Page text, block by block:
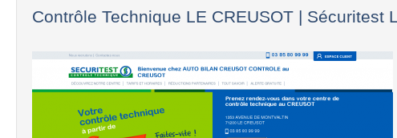
Contrôle Technique LE CREUSOT | Sécuritest